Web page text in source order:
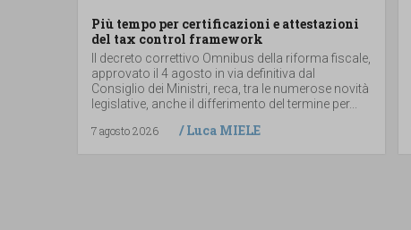
Più tempo per certificazioni e attestazioni
del tax control framework
Il decreto correttivo Omnibus della riforma fiscale,
approvato il 4 agosto in via definitiva dal
Consiglio dei Ministri, reca, tra le numerose novità
legislative, anche il differimento del termine per...
7 agosto 2026
/Luca MIELE